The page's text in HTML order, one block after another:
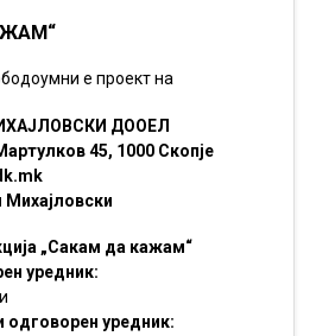
е проект на
ДООЕЛ
45, 1000 Скопје
Михајловски
„Сакам да кажам“
уредник:
одговорен уредник: